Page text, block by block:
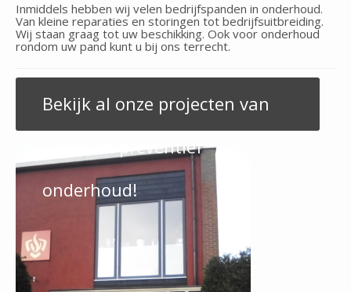
Inmiddels hebben wij velen bedrijfspanden in onderhoud.
Van kleine reparaties en storingen tot bedrijfsuitbreiding.
Wij staan graag tot uw beschikking. Ook voor onderhoud
rondom uw pand kunt u bij ons terrecht.
Impressies:
Bekijk al onze projecten van
Groot en preventief
onderhoud!